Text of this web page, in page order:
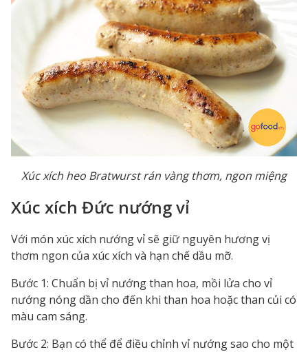
Xúc xích heo Bratwurst rán vàng thơm, ngon miệng
Xúc xích Đức nướng vỉ
Với món xúc xích nướng vỉ sẽ giữ nguyên hương vị
thơm ngon của xúc xích và hạn chế dầu mỡ.
Bước 1: Chuẩn bị vỉ nướng than hoa, mồi lửa cho vỉ
nướng nóng dần cho đến khi than hoa hoặc than củi có
màu cam sáng.
Bước 2: Bạn có thể để điều chỉnh vỉ nướng sao cho một